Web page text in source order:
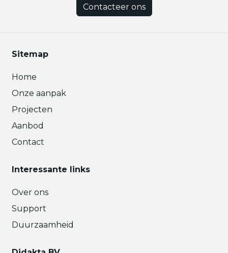
Contacteer ons
Sitemap
Home
Onze aanpak
Projecten
Aanbod
Contact
Interessante links
Over ons
Support
Duurzaamheid